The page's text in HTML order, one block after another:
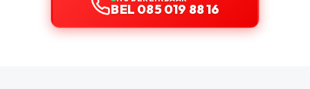
BEL 085 019 88 16